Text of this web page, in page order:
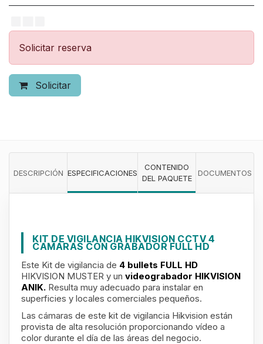
Solicitar reserva
Solicitar
DESCRIPCIÓN ESPECIFICACIONES
CONTENIDO
DEL PAQUETE
DOCUMENTOS
KIT DE VIGILANCIA HIKVISION CCTV 4
CAMARAS CON GRABADOR FULL HD
Este Kit de vigilancia de 4 bullets FULL HD
HIKVISION MUSTER y un videograbador HIKVISION
ANIK. Resulta muy adecuado para instalar en
superficies y locales comerciales pequeños.
Las cámaras de este kit de vigilancia Hikvision están
provista de alta resolución proporcionando vídeo a
color durante el día de las áreas del negocio.